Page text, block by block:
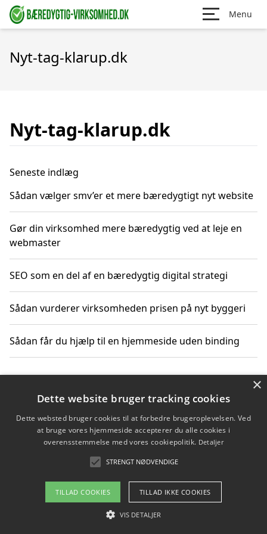
Menu
Nyt-tag-klarup.dk
Nyt-tag-klarup.dk
Seneste indlæg
Sådan vælger smv’er et mere bæredygtigt nyt website
Gør din virksomhed mere bæredygtig ved at leje en
webmaster
SEO som en del af en bæredygtig digital strategi
Sådan vurderer virksomheden prisen på nyt byggeri
Sådan får du hjælp til en hjemmeside uden binding
Copyright 2026 - Pilanto Aps
Om / kontakt
Blog Betingelser
×
Dette website bruger tracking cookies
Dette websted bruger cookies til at forbedre brugeroplevelsen. Ved
at bruge vores hjemmeside accepterer du alle cookies i
overensstemmelse med vores cookiepolitik. Detaljer
STRENGT NØDVENDIGE
TILLAD COOKIES TILLAD IKKE COOKIES
VIS DETALJER